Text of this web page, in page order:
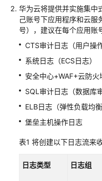
为
云
办
全
解
案
保
规
华为云将提供并实施集中
己账号下应用程序和云服
号），建议在每个应用账
CTS审计日志（用户操
系统日志（ECS日志）
安全中心+WAF+云防火
SQL审计日志（数据库
ELB日志（弹性负载均
堡垒主机操作日志
表1 将创建以下日志流来
日志类型 日志组